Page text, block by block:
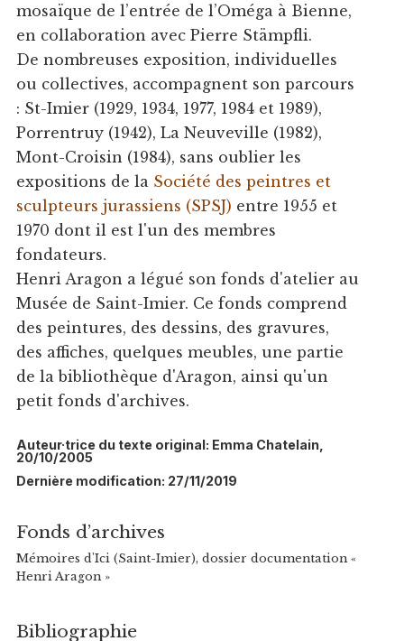
mosaïque de l’entrée de l’Oméga à Bienne,
en collaboration avec Pierre Stämpfli.
De nombreuses exposition, individuelles
ou collectives, accompagnent son parcours
: St-Imier (1929, 1934, 1977, 1984 et 1989),
Porrentruy (1942), La Neuveville (1982),
Mont-Croisin (1984), sans oublier les
expositions de la Société des peintres et
sculpteurs jurassiens (SPSJ) entre 1955 et
1970 dont il est l'un des membres
fondateurs.
Henri Aragon a légué son fonds d'atelier au
Musée de Saint-Imier. Ce fonds comprend
des peintures, des dessins, des gravures,
des affiches, quelques meubles, une partie
de la bibliothèque d'Aragon, ainsi qu'un
petit fonds d'archives.
Auteur·trice du texte original: Emma Chatelain,
20/10/2005
Dernière modification: 27/11/2019
Fonds d’archives
Mémoires d'Ici (Saint-Imier), dossier documentation «
Henri Aragon »
Bibliographie